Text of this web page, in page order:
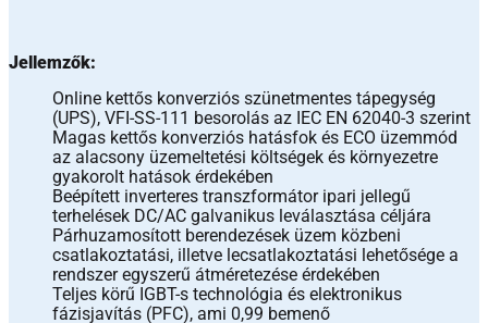
Jellemzők:
Online kettős konverziós szünetmentes tápegység
(UPS), VFI-SS-111 besorolás az IEC EN 62040-3 szerint
Magas kettős konverziós hatásfok és ECO üzemmód
az alacsony üzemeltetési költségek és környezetre
gyakorolt hatások érdekében
Beépített inverteres transzformátor ipari jellegű
terhelések DC/AC galvanikus leválasztása céljára
Párhuzamosított berendezések üzem közbeni
csatlakoztatási, illetve lecsatlakoztatási lehetősége a
rendszer egyszerű átméretezése érdekében
Teljes körű IGBT-s technológia és elektronikus
fázisjavítás (PFC), ami 0,99 bemenő